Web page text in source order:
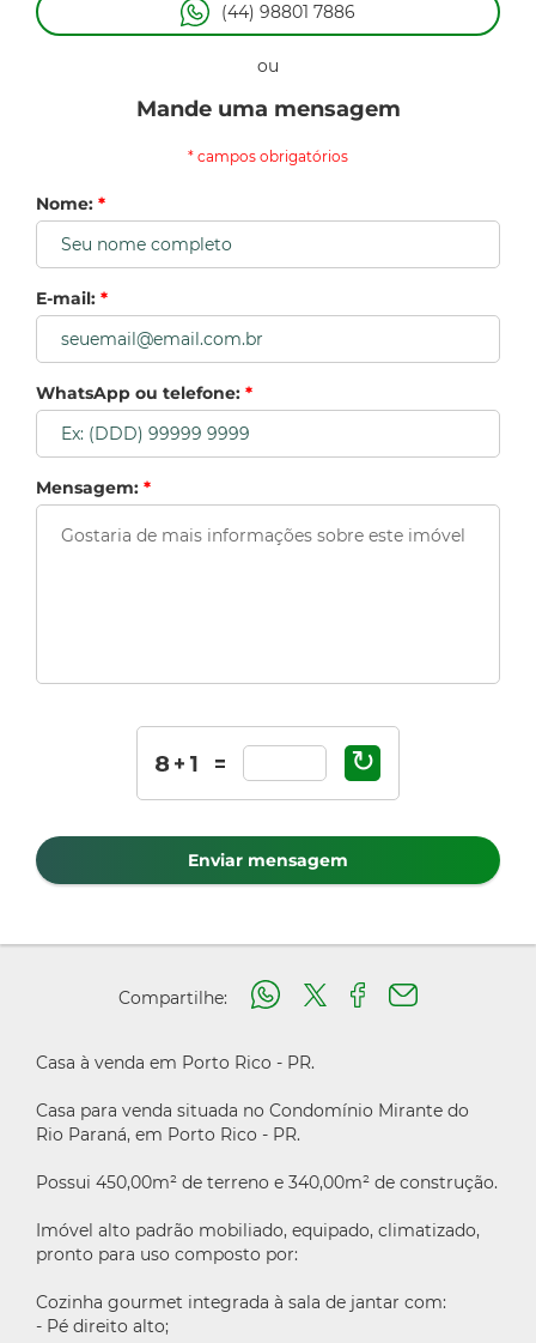
(44) 98801 7886
ou
Mande uma mensagem
* campos obrigatórios
Nome: *
E-mail: *
WhatsApp ou telefone: *
Mensagem: *
↻
Enviar mensagem
Compartilhe:
Casa à venda em Porto Rico - PR.
Casa para venda situada no Condomínio Mirante do
Rio Paraná, em Porto Rico - PR.
Possui 450,00m² de terreno e 340,00m² de construção.
Imóvel alto padrão mobiliado, equipado, climatizado,
pronto para uso composto por:
Cozinha gourmet integrada à sala de jantar com:
- Pé direito alto;